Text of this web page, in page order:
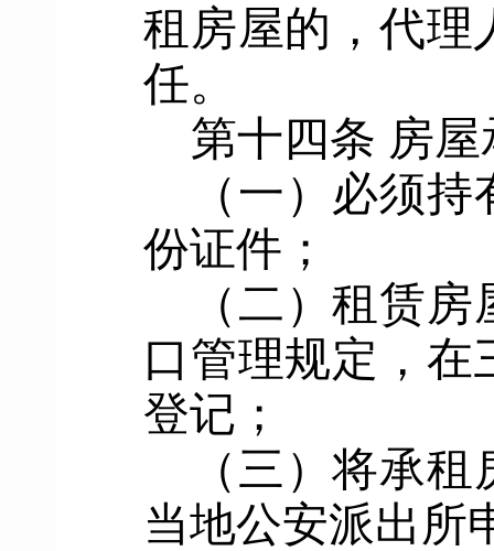
租房屋的，代理
任。
第十四条 房
（一）必须
份证件；
（二）租赁
口管理规定，在
登记；
（三）将承
当地公安派出所